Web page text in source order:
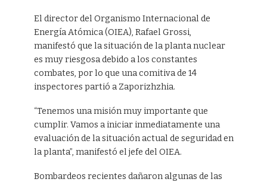
El director del Organismo Internacional de
Energía Atómica (OIEA), Rafael Grossi,
manifestó que la situación de la planta nuclear
es muy riesgosa debido a los constantes
combates, por lo que una comitiva de 14
inspectores partió a Zaporizhzhia.
“Tenemos una misión muy importante que
cumplir. Vamos a iniciar inmediatamente una
evaluación de la situación actual de seguridad en
la planta”, manifestó el jefe del OIEA.
Bombardeos recientes dañaron algunas de las